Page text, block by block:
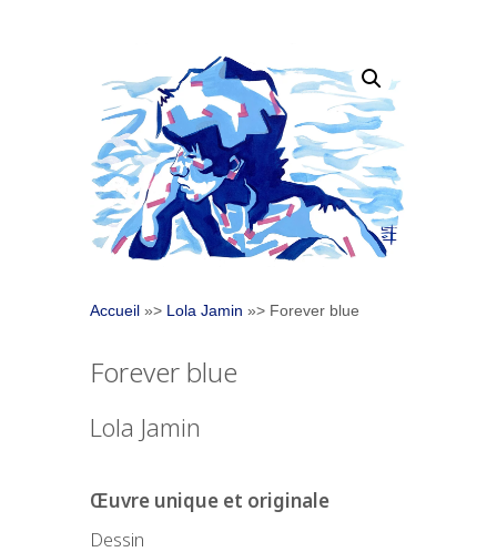
Accueil»> Lola Jamin »> Forever blue
Forever blue
Lola Jamin
Œuvre unique et originale
Dessin